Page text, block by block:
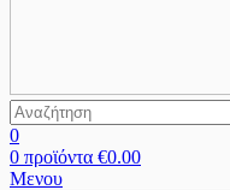
0
0 προϊόντα €0.00
Μενου